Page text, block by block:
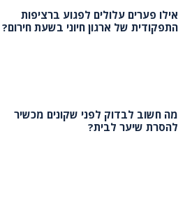
אילו פערים עלולים לפגוע ברציפות
התפקודית של ארגון חיוני בשעת חירום?
מה חשוב לבדוק לפני שקונים מכשיר
להסרת שיער לבית?